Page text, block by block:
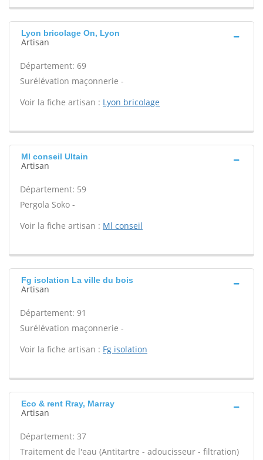
Lyon bricolage On, Lyon
Artisan
Département: 69
Surélévation maçonnerie -
Voir la fiche artisan : Lyon bricolage
Ml conseil Ultain
Artisan
Département: 59
Pergola Soko -
Voir la fiche artisan : Ml conseil
Fg isolation La ville du bois
Artisan
Département: 91
Surélévation maçonnerie -
Voir la fiche artisan : Fg isolation
Eco & rent Rray, Marray
Artisan
Département: 37
Traitement de l'eau (Antitartre - adoucisseur - filtration)